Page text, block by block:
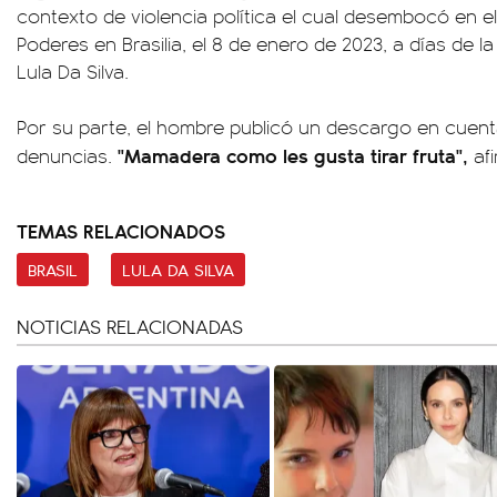
contexto de violencia política el cual desembocó en
Poderes en Brasilia, el 8 de enero de 2023, a días de
Lula Da Silva.
Por su parte, el hombre publicó un descargo en
denuncias. "Mamadera como les gusta tirar fruta",
TEMAS RELACIONADOS
BRASIL LULA DA SILVA
NOTICIAS RELACIONADAS